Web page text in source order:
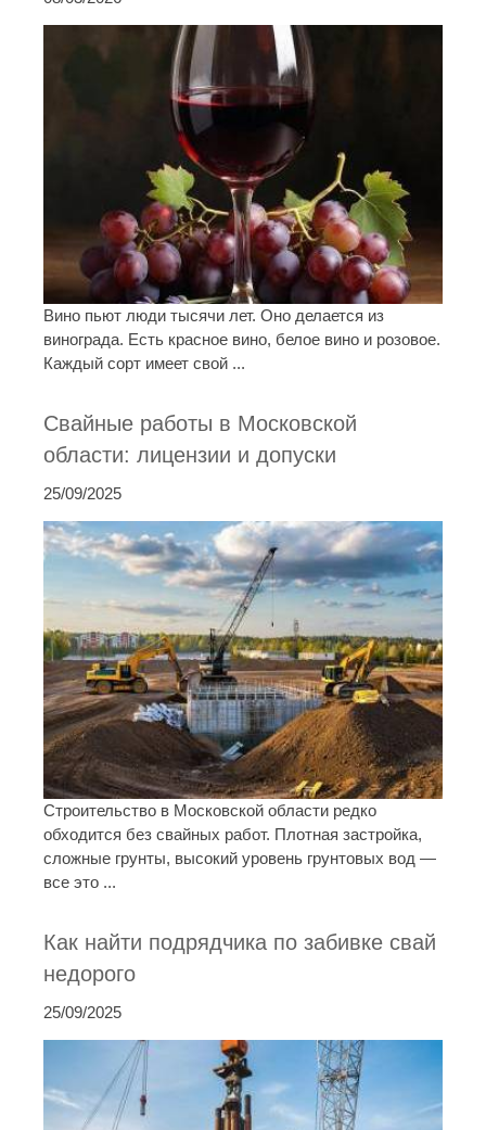
Вино пьют люди тысячи лет. Оно делается из
винограда. Есть красное вино, белое вино и розовое.
Каждый сорт имеет свой ...
Свайные работы в Московской
области: лицензии и допуски
25/09/2025
Строительство в Московской области редко
обходится без свайных работ. Плотная застройка,
сложные грунты, высокий уровень грунтовых вод —
все это ...
Как найти подрядчика по забивке свай
недорого
25/09/2025